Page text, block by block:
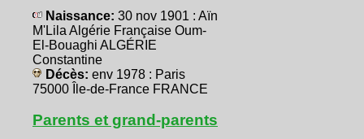
Naissance: 30 nov 1901 : Aïn
M'Lila Algérie Française Oum-
El-Bouaghi ALGÉRIE
Constantine
Décès: env 1978 : Paris
75000 Île-de-France FRANCE
Parents et grand-parents